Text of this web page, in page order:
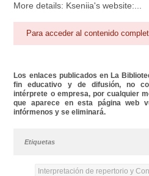
More details: Kseniia's website:...
Para acceder al contenido
Los enlaces publicados en La
fin educativo y de difusión, no
intérprete o empresa, por cualquier
que aparece en esta página web
infórmenos y se eliminará.
Etiquetas
Interpretación de repertorio y